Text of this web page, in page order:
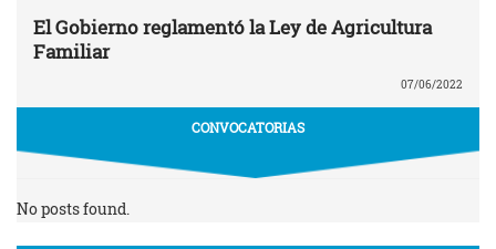
El Gobierno reglamentó la Ley de Agricultura
Familiar
07/06/2022
CONVOCATORIAS
No posts found.